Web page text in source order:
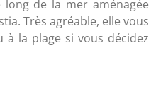
long de la mer aménagée
Très agréable, elle vous
à la plage si vous décidez